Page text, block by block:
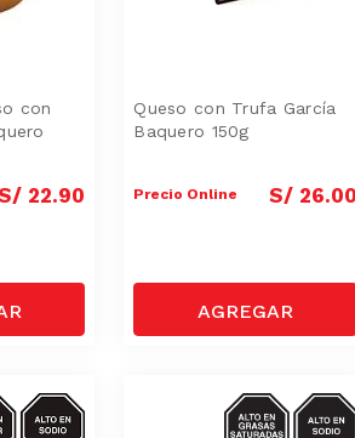
con
22.90
Queso con Trufa García
Baquero 150g
Precio Online S/ 26.00
SODIO
SODIO/
SAT